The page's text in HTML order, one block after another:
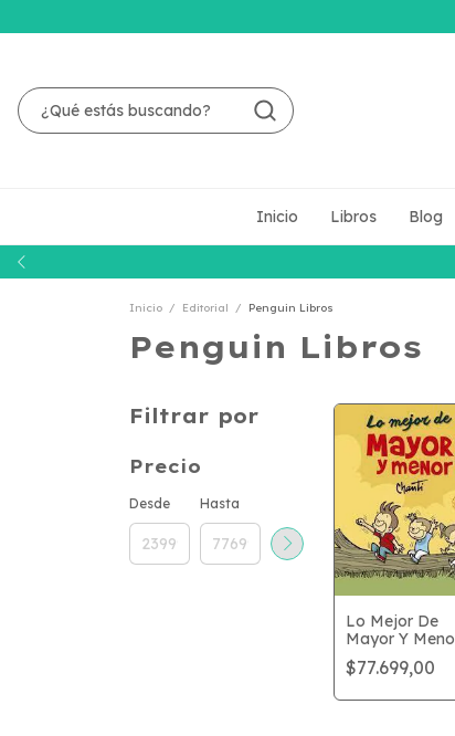
Inicio Libros Blog
Inicio / Editorial / Penguin Libros
Penguin Libros
Filtrar por
Precio
Desde Hasta
Lo Mejor De
Mayor Y
$77.699,00